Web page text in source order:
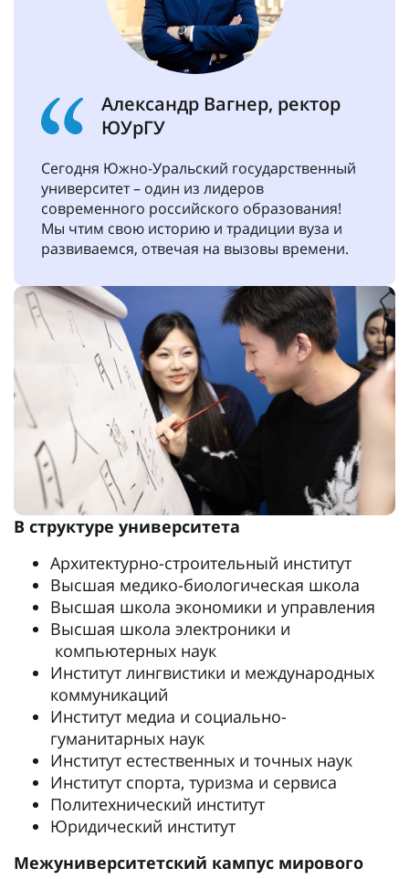
Александр Вагнер, ректор
ЮУрГУ
Сегодня Южно-Уральский государственный
университет – один из лидеров
современного российского образования!
Мы чтим свою историю и традиции вуза и
развиваемся, отвечая на вызовы времени.
В структуре университета
Архитектурно-строительный институт
Высшая медико-биологическая школа
Высшая школа экономики и управления
Высшая школа электроники и
компьютерных наук
Институт лингвистики и международных
коммуникаций
Институт медиа и социально-
гуманитарных наук
Институт естественных и точных наук
Институт спорта, туризма и сервиса
Политехнический институт
Юридический институт
Межуниверситетский кампус мирового